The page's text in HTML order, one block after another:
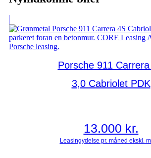
Porsche 911
3,0 Cabriolet PDK
13.000 kr.